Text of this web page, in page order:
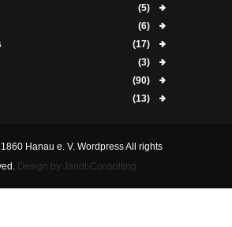
(5)
(6)
(17)
(3)
(90)
(13)
Hanau e. V. Wordpress All rights
Design by Jandt-Consulting